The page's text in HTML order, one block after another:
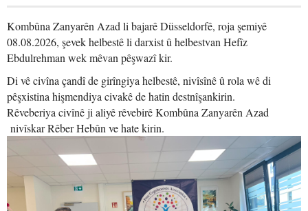
Kombûna Zanyarên Azad li bajarê Düsseldorfê, roja şemiyê
08.08.2026, şevek helbestê li darxist û helbestvan Hefîz
Ebdulrehman wek mêvan pêşwazî kir.
Di vê civîna çandî de girîngiya helbestê, nivîsînê û rola wê di
pêşxistina hişmendiya civakê de hatin destnîşankirin.
Rêveberiya civînê ji aliyê rêvebirê Kombûna Zanyarên Azad
nivîskar Rêber Hebûn ve hate kirin.